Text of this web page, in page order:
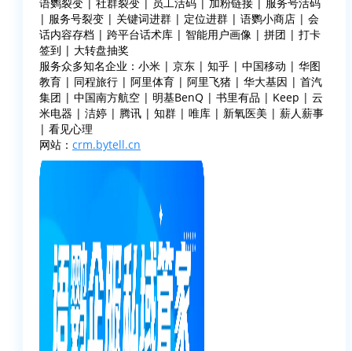
语鹦裂变 | 社群裂变 | 员工活码 | 加粉链接 | 服务号活码
| 服务号裂变 | 关键词进群 | 定位进群 | 语鹦小商店 | 会
话内容存档 | 跨平台话术库 | 智能用户画像 | 拼团 | 打卡
签到 | 大转盘抽奖
服务众多知名企业：小米 | 京东 | 知乎 | 中国移动 | 华图
教育 | 同程旅行 | 阿里体育 | 阿里飞猪 | 华大基因 | 首汽
集团 | 中国南方航空 | 明基BenQ | 书里有品 | Keep | 云
米电器 | 洁婷 | 腾讯 | 知群 | 唯库 | 新氧医美 | 薪人薪事
| 看见心理
网站： crm.bytell.cn